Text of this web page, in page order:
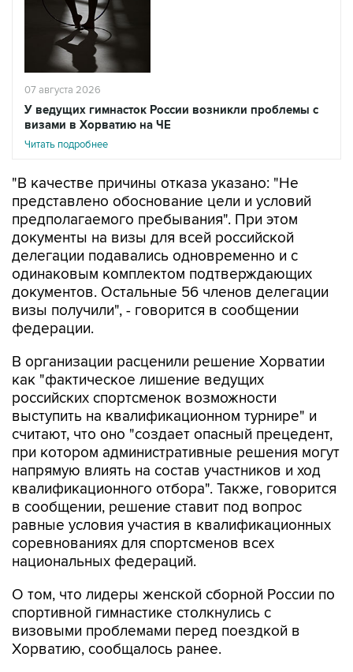
07 августа 2026
У ведущих гимнасток России возникли проблемы с
визами в Хорватию на ЧЕ
Читать подробнее
"В качестве причины отказа указано: "Не
представлено обоснование цели и условий
предполагаемого пребывания". При этом
документы на визы для всей российской
делегации подавались одновременно и с
одинаковым комплектом подтверждающих
документов. Остальные 56 членов делегации
визы получили", - говорится в сообщении
федерации.
В организации расценили решение Хорватии
как "фактическое лишение ведущих
российских спортсменок возможности
выступить на квалификационном турнире" и
считают, что оно "создает опасный прецедент,
при котором административные решения могут
напрямую влиять на состав участников и ход
квалификационного отбора". Также, говорится
в сообщении, решение ставит под вопрос
равные условия участия в квалификационных
соревнованиях для спортсменов всех
национальных федераций.
О том, что лидеры женской сборной России по
спортивной гимнастике столкнулись с
визовыми проблемами перед поездкой в
Хорватию, сообщалось ранее.